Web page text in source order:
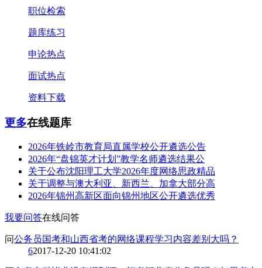
职位检索
题库练习
申论热点
面试热点
资料下载
更多在线题库
2026年铁岭市教育局直属学校公开遴选公告
2026年“盘锦英才计划”教学名师遴选结果公
关于公布沈阳理工大学2026年度网络思政精品
关于调整与澳大利亚、新西兰、加拿大部分高
2026年锦州高新区面向锦州地区公开遴选优秀
我要问答在线问答
问公务员国考和山西省考的网络课程学习内容差别大吗？
62017-12-20 10:41:02